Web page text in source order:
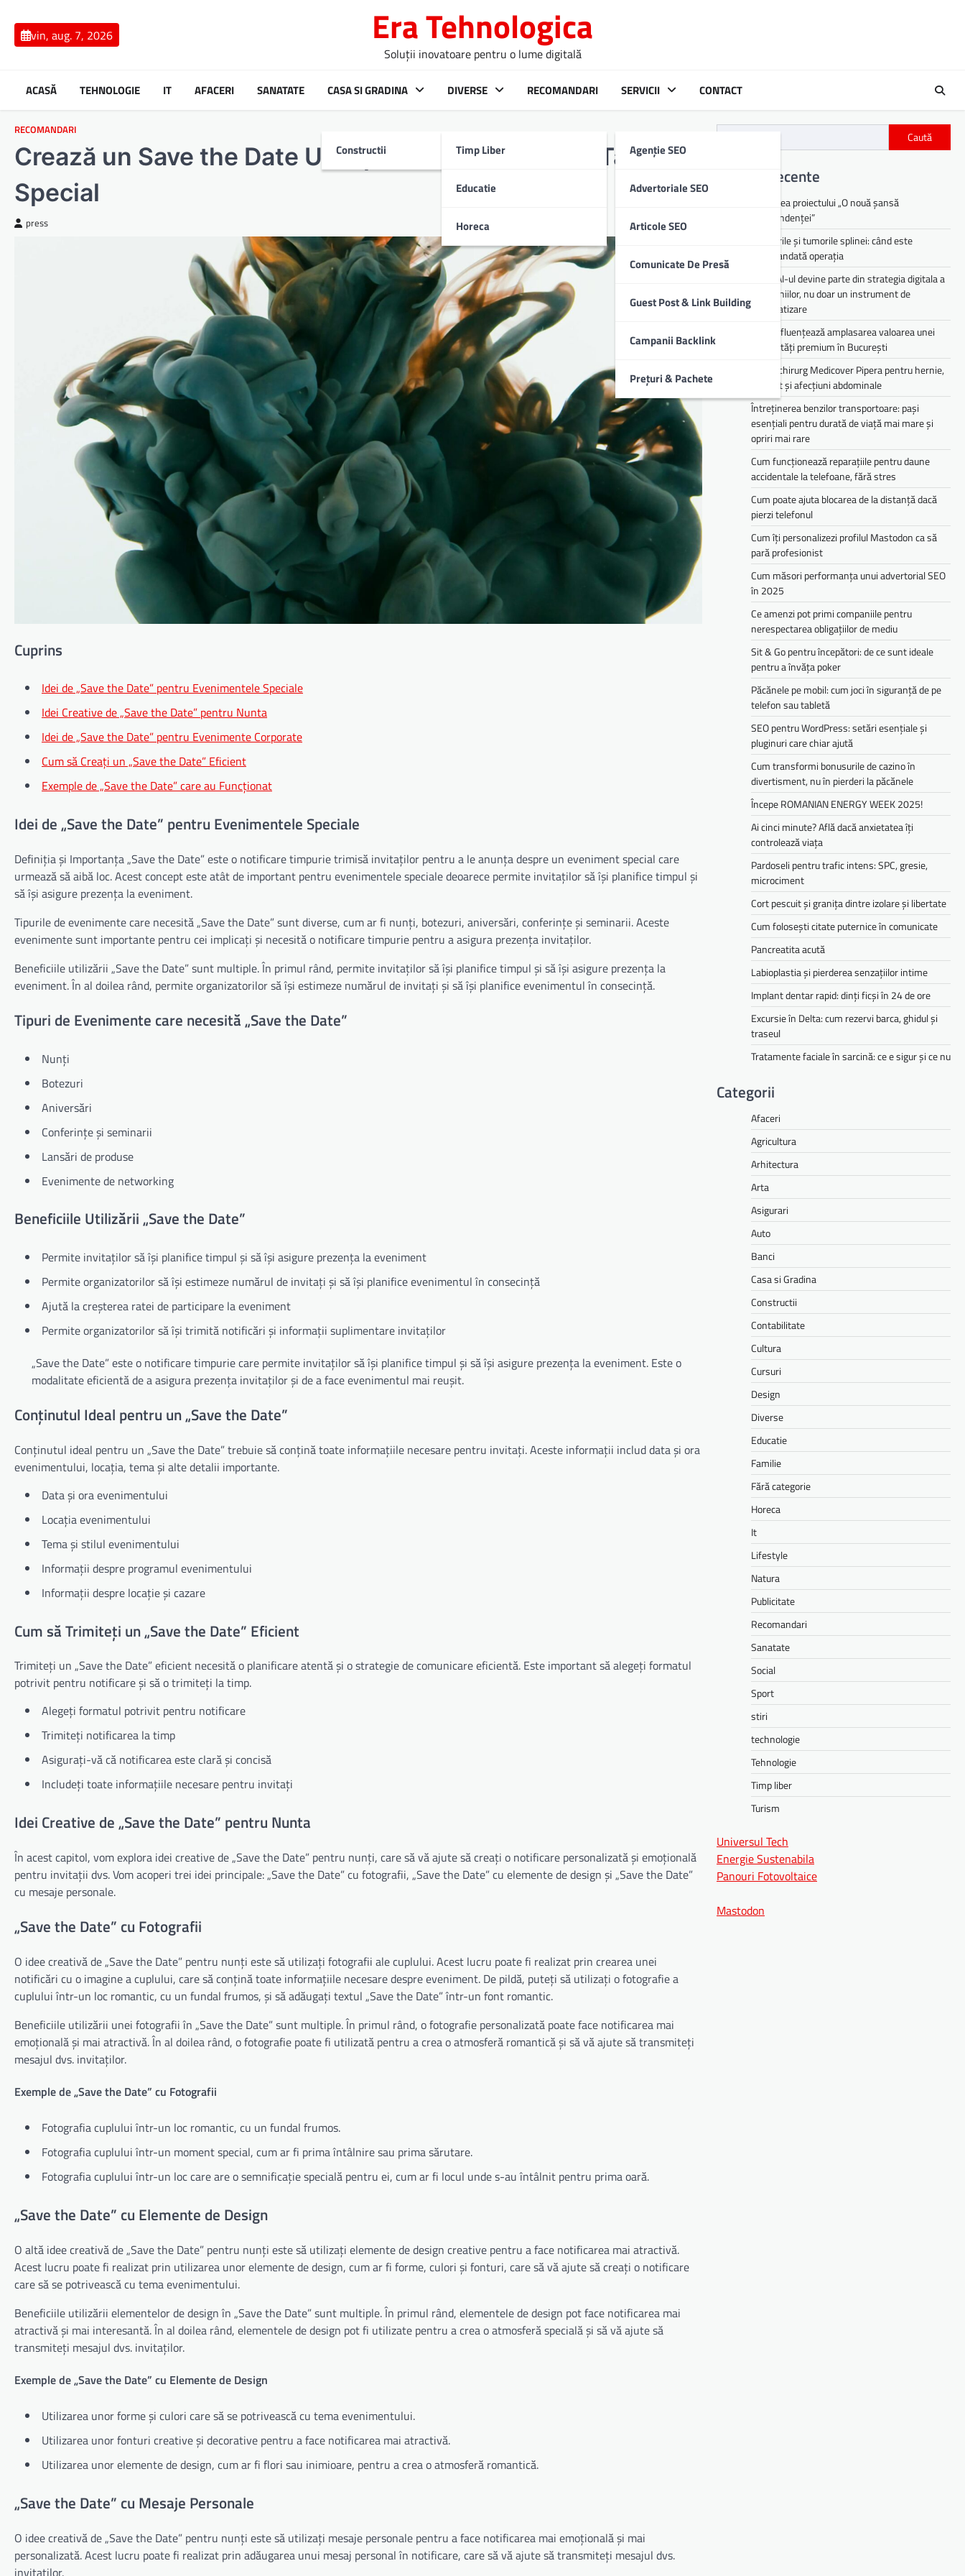
contentvin, aug. 7, 2026 Era Tehnologica
Soluții inovatoare pentru o lume digitală
ACASĂ TEHNOLOGIE IT AFACERI SANATATE CASA SI GRADINA
Constructii
DIVERSE
Timp Liber
Educatie
Horeca
RECOMANDARI SERVICII
Agenție SEO
Advertoriale SEO
Articole SEO
Comunicate De Presă
Guest Post & Link Building
Campanii Backlink
Prețuri & Pachete
CONTACT
RECOMANDARI
Crează un Save the Date Unic pentru Evenimentul Tău
Special
press
Cuprins
Idei de „Save the Date” pentru Evenimentele Speciale
Idei Creative de „Save the Date” pentru Nunta
Idei de „Save the Date” pentru Evenimente Corporate
Cum să Creați un „Save the Date” Eficient
Exemple de „Save the Date” care au Funcționat
Idei de „Save the Date” pentru Evenimentele Speciale
Definiția și Importanța „Save the Date” este o notificare timpurie trimisă invitaților pentru a le anunța despre un eveniment special care
urmează să aibă loc. Acest concept este atât de important pentru evenimentele speciale deoarece permite invitaților să își planifice timpul și
să își asigure prezența la eveniment.
Tipurile de evenimente care necesită „Save the Date” sunt diverse, cum ar fi nunți, botezuri, aniversări, conferințe și seminarii. Aceste
evenimente sunt importante pentru cei implicați și necesită o notificare timpurie pentru a asigura prezența invitaților.
Beneficiile utilizării „Save the Date” sunt multiple. În primul rând, permite invitaților să își planifice timpul și să își asigure prezența la
eveniment. În al doilea rând, permite organizatorilor să își estimeze numărul de invitați și să își planifice evenimentul în consecință.
Tipuri de Evenimente care necesită „Save the Date”
Nunți
Botezuri
Aniversări
Conferințe și seminarii
Lansări de produse
Evenimente de networking
Beneficiile Utilizării „Save the Date”
Permite invitaților să își planifice timpul și să își asigure prezența la eveniment
Permite organizatorilor să își estimeze numărul de invitați și să își planifice evenimentul în consecință
Ajută la creșterea ratei de participare la eveniment
Permite organizatorilor să își trimită notificări și informații suplimentare invitaților
„Save the Date” este o notificare timpurie care permite invitaților să își planifice timpul și să își asigure prezența la eveniment. Este o
modalitate eficientă de a asigura prezența invitaților și de a face evenimentul mai reușit.
Conținutul Ideal pentru un „Save the Date”
Conținutul ideal pentru un „Save the Date” trebuie să conțină toate informațiile necesare pentru invitați. Aceste informații includ data și ora
evenimentului, locația, tema și alte detalii importante.
Data și ora evenimentului
Locația evenimentului
Tema și stilul evenimentului
Informații despre programul evenimentului
Informații despre locație și cazare
Cum să Trimiteți un „Save the Date” Eficient
Trimiteți un „Save the Date” eficient necesită o planificare atentă și o strategie de comunicare eficientă. Este important să alegeți formatul
potrivit pentru notificare și să o trimiteți la timp.
Alegeți formatul potrivit pentru notificare
Trimiteți notificarea la timp
Asigurați-vă că notificarea este clară și concisă
Includeți toate informațiile necesare pentru invitați
Idei Creative de „Save the Date” pentru Nunta
În acest capitol, vom explora idei creative de „Save the Date” pentru nunți, care să vă ajute să creați o notificare personalizată și emoțională
pentru invitații dvs. Vom acoperi trei idei principale: „Save the Date” cu fotografii, „Save the Date” cu elemente de design și „Save the Date”
cu mesaje personale.
„Save the Date” cu Fotografii
O idee creativă de „Save the Date” pentru nunți este să utilizați fotografii ale cuplului. Acest lucru poate fi realizat prin crearea unei
notificări cu o imagine a cuplului, care să conțină toate informațiile necesare despre eveniment. De pildă, puteți să utilizați o fotografie a
cuplului într-un loc romantic, cu un fundal frumos, și să adăugați textul „Save the Date” într-un font romantic.
Beneficiile utilizării unei fotografii în „Save the Date” sunt multiple. În primul rând, o fotografie personalizată poate face notificarea mai
emoțională și mai atractivă. În al doilea rând, o fotografie poate fi utilizată pentru a crea o atmosferă romantică și să vă ajute să transmiteți
mesajul dvs. invitaților.
Exemple de „Save the Date” cu Fotografii
Fotografia cuplului într-un loc romantic, cu un fundal frumos.
Fotografia cuplului într-un moment special, cum ar fi prima întâlnire sau prima sărutare.
Fotografia cuplului într-un loc care are o semnificație specială pentru ei, cum ar fi locul unde s-au întâlnit pentru prima oară.
„Save the Date” cu Elemente de Design
O altă idee creativă de „Save the Date” pentru nunți este să utilizați elemente de design creative pentru a face notificarea mai atractivă.
Acest lucru poate fi realizat prin utilizarea unor elemente de design, cum ar fi forme, culori și fonturi, care să vă ajute să creați o notificare
care să se potrivească cu tema evenimentului.
Beneficiile utilizării elementelor de design în „Save the Date” sunt multiple. În primul rând, elementele de design pot face notificarea mai
atractivă și mai interesantă. În al doilea rând, elementele de design pot fi utilizate pentru a crea o atmosferă specială și să vă ajute să
transmiteți mesajul dvs. invitaților.
Exemple de „Save the Date” cu Elemente de Design
Utilizarea unor forme și culori care să se potrivească cu tema evenimentului.
Utilizarea unor fonturi creative și decorative pentru a face notificarea mai atractivă.
Utilizarea unor elemente de design, cum ar fi flori sau inimioare, pentru a crea o atmosferă romantică.
„Save the Date” cu Mesaje Personale
O idee creativă de „Save the Date” pentru nunți este să utilizați mesaje personale pentru a face notificarea mai emoțională și mai
personalizată. Acest lucru poate fi realizat prin adăugarea unui mesaj personal în notificare, care să vă ajute să transmiteți mesajul dvs.
invitaților.
Caută
Articole recente
Lansarea proiectului „O nouă șansă
independenței”
Chisturile și tumorile splinei: când este
recomandată operația
De ce AI-ul devine parte din strategia digitala a
companiilor, nu doar un instrument de
automatizare
Cum influențează amplasarea valoarea unei
proprietăți premium în București
Medic chirurg Medicover Pipera pentru hernie,
colecist și afecțiuni abdominale
Întreținerea benzilor transportoare: pași
esențiali pentru durată de viață mai mare și
opriri mai rare
Cum funcționează reparațiile pentru daune
accidentale la telefoane, fără stres
Cum poate ajuta blocarea de la distanță dacă
pierzi telefonul
Cum îți personalizezi profilul Mastodon ca să
pară profesionist
Cum măsori performanța unui advertorial SEO
în 2025
Ce amenzi pot primi companiile pentru
nerespectarea obligațiilor de mediu­­
Sit & Go pentru începători: de ce sunt ideale
pentru a învăța poker
Păcănele pe mobil: cum joci în siguranță de pe
telefon sau tabletă
SEO pentru WordPress: setări esențiale și
pluginuri care chiar ajută
Cum transformi bonusurile de cazino în
divertisment, nu în pierderi la păcănele
Începe ROMANIAN ENERGY WEEK 2025!
Ai cinci minute? Află dacă anxietatea îți
controlează viața
Pardoseli pentru trafic intens: SPC, gresie,
microciment
Cort pescuit și granița dintre izolare și libertate
Cum folosești citate puternice în comunicate
Pancreatita acută
Labioplastia și pierderea senzațiilor intime
Implant dentar rapid: dinți ficși în 24 de ore
Excursie în Delta: cum rezervi barca, ghidul și
traseul
Tratamente faciale în sarcină: ce e sigur și ce nu
Categorii
Afaceri
Agricultura
Arhitectura
Arta
Asigurari
Auto
Banci
Casa si Gradina
Constructii
Contabilitate
Cultura
Cursuri
Design
Diverse
Educatie
Familie
Fără categorie
Horeca
It
Lifestyle
Natura
Publicitate
Recomandari
Sanatate
Social
Sport
stiri
technologie
Tehnologie
Timp liber
Turism
Universul Tech
Energie Sustenabila
Panouri Fotovoltaice
Mastodon